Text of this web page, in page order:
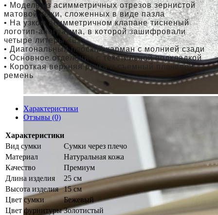
• Модель из асимметричных отрезов зернистой
матовой кожи, сложенных в виде пазла
• На узком асимметричном клапане тисненый
логотип-анаграмма, в которой зашифровали
четыре литеры «L»
• Диагональный плоский карман с молнией сзади
• Основное отделение с текстильной подкладкой
• Короткая верхняя ручка и съемный плечевой
ремень
Характеристики
Отзывы (0)
Характеристики
Вид сумки
Сумки через плечо
Материал
Натуральная кожа
Качество
Премиум
Длина изделия
25 см
Высота изделия
15 см
Цвет сумки
Бежевый
Цвет фурнитуры Золотистый